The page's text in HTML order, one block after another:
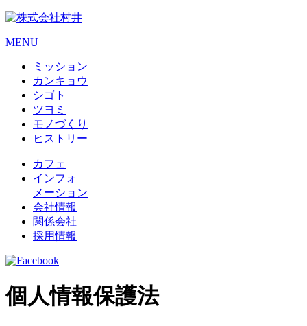
MENU
ミッション
カンキョウ
シゴト
ツヨミ
モノづくり
ヒストリー
カフェ
インフォ
メーション
会社情報
関係会社
採用情報
個人情報保護法